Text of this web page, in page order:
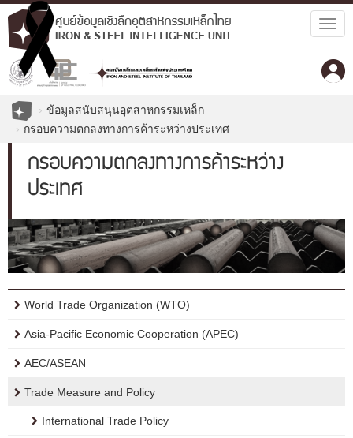
ข้อมูลสนับสนุนอุตสาหกรรมเหล็ก
กรอบความตกลงทางการค้าระหว่างประเทศ
กรอบความตกลงทางการค้าระหว่าง
ประเทศ
World Trade Organization (WTO)
Asia-Pacific Economic Cooperation (APEC)
AEC/ASEAN
Trade Measure and Policy
International Trade Policy